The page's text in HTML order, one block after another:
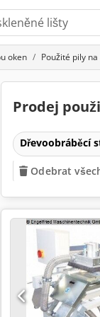
oken Použité pily
Prodej
Dřevoobráběcí
Odebrat